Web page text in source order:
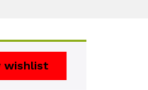
wishlist